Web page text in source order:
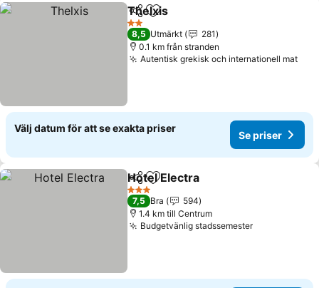
Dela Lägg till i Mina Favoriter
Thelxis
2 Stjärnor
8,5 Utmärkt
281
0.1 km från stranden
Autentisk grekisk och internationell matSe
Välj datum för att se exakta priser
Se priser
Dela Lägg till i Mina Favoriter
Hotel Electra
3 Stjärnor
7,5 Bra
594
1.4 km till Centrum
Budgetvänlig stadssemesterSe priser